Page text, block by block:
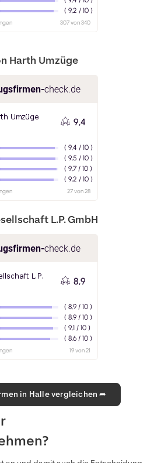
Harth Umzüge
L.P. GmbH
in Halle vergleichen ➦